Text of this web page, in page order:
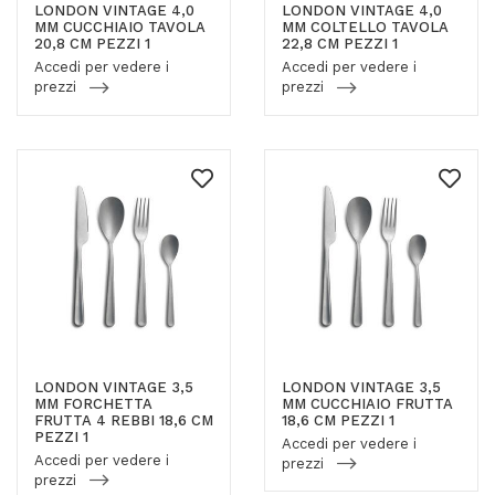
LONDON VINTAGE 4,0
MM CUCCHIAIO TAVOLA
20,8 CM PEZZI 1
Accedi per vedere i
prezzi
LONDON VINTAGE 4,0
MM COLTELLO TAVOLA
22,8 CM PEZZI 1
Accedi per vedere i
prezzi
LONDON VINTAGE 3,5
MM FORCHETTA
FRUTTA 4 REBBI 18,6 CM
PEZZI 1
Accedi per vedere i
prezzi
LONDON VINTAGE 3,5
MM CUCCHIAIO FRUTTA
18,6 CM PEZZI 1
Accedi per vedere i
prezzi